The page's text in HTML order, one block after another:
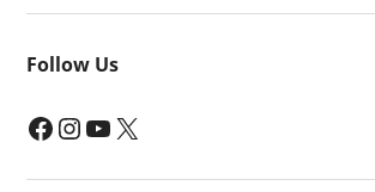
Follow Us
Facebook InstagramYouTube X